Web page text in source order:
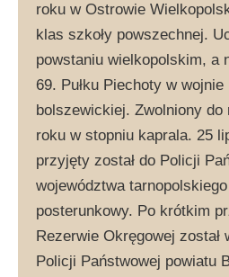
roku w Ostrowie
klas szkoły powszechnej.
powstaniu wielkopolskim, a
69. Pułku Piechoty w wojnie
bolszewickiej. Zwolniony do
roku w stopniu kaprala. 25
przyjęty został do Policji
województwa
posterunkowy. Po krótkim
Rezerwie Okręgowej został
Policji Państwowej powiatu